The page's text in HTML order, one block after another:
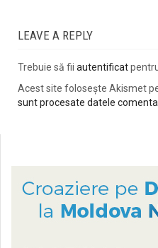
LEAVE A REPLY
Trebuie să fii autentificat
Acest site folosește Akismet
sunt procesate datele